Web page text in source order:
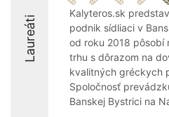
Laureáti
Kalyteros.sk
podnik sídliaci v
od roku 2018 pôsobí
trhu s dôrazom na
kvalitných gréckych
Spoločnosť
Banskej Bystrici na